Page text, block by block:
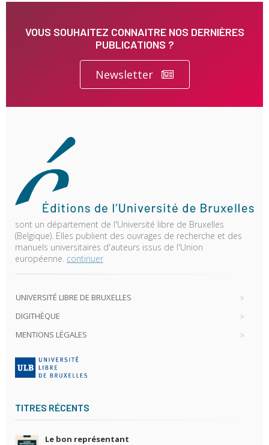
VOUS SOUHAITEZ CONNAITRE NOS DERNIÈRES
PUBLICATIONS ?
Newsletter
sont un département de l'Université libre de Bruxelles
(Belgique). Elles publient des ouvrages de recherche et des
manuels universitaires d'auteurs issus de l'Union
européenne. continuer
UNIVERSITÉ LIBRE DE BRUXELLES
DIGITHÈQUE
MENTIONS LÉGALES
TITRES RÉCENTS
Le bon représentant